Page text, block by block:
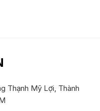
Thạnh Mỹ Lợi, Thành